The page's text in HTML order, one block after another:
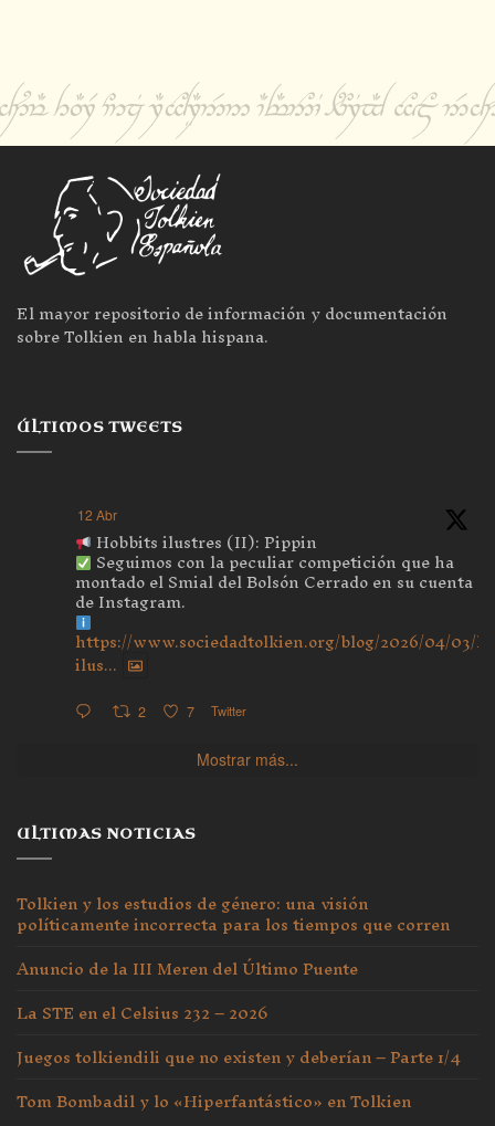
El mayor repositorio de información y documentación
sobre Tolkien en habla hispana.
ÚLTIMOS TWEETS
12 Abr
Hobbits ilustres (II): Pippin
Seguimos con la peculiar competición que ha
montado el Smial del Bolsón Cerrado en su cuenta
de Instagram.
https://www.sociedadtolkien.org/blog/2026/04/03/
ilus...
2 7 Twitter
Mostrar más...
ULTIMAS NOTICIAS
Tolkien y los estudios de género: una visión
políticamente incorrecta para los tiempos que corren
Anuncio de la III Meren del Último Puente
La STE en el Celsius 232 – 2026
Juegos tolkiendili que no existen y deberían – Parte 1/4
Tom Bombadil y lo «Hiperfantástico» en Tolkien